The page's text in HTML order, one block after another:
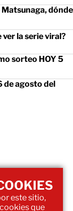
Matsunaga, dónde
ver la serie viral?
sorteo HOY 5
de agosto del
este sitio,
que